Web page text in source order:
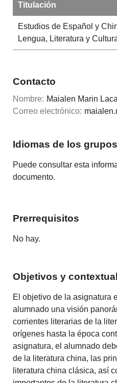
Titulación
Estudios de Español y
Lengua, Literatura y
Contacto
Nombre: Maialen Marin
Correo electrónico:
Idiomas de los grupos
Puede consultar esta
documento.
Prerrequisitos
No hay.
Objetivos y
El objetivo de la asignatura
alumnado una visión
corrientes literarias de la
orígenes hasta la época
asignatura, el alumnado
de la literatura china, las
literatura china clásica, así